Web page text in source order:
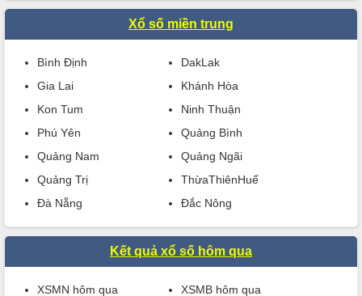
Xổ số miền trung
Bình Định
DakLak
Gia Lai
Khánh Hòa
Kon Tum
Ninh Thuận
Phú Yên
Quảng Bình
Quảng Nam
Quảng Ngãi
Quảng Trị
ThừaThiênHuế
Đà Nẵng
Đắc Nông
Kết quả xổ số hôm qua
XSMN hôm qua XSMB hôm qua